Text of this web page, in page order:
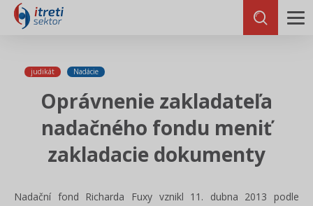
judikát Nadácie
Oprávnenie zakladateľa
nadačného fondu meniť
zakladacie dokumenty
Nadační fond Richarda Fuxy vznikl 11. dubna 2013 podle